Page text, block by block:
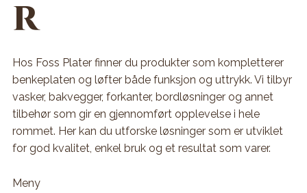
r
Hos Foss Plater finner du produkter som kompletterer
benkeplaten og løfter både funksjon og uttrykk. Vi tilbyr
vasker, bakvegger, forkanter, bordløsninger og annet
tilbehør som gir en gjennomført opplevelse i hele
rommet. Her kan du utforske løsninger som er utviklet
for god kvalitet, enkel bruk og et resultat som varer.
Meny